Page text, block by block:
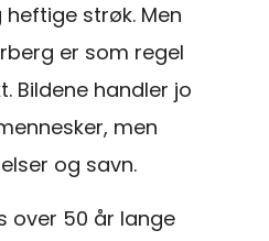
strøk. Men
er som regel
Bildene handler jo
men
og savn.
over 50 år lange